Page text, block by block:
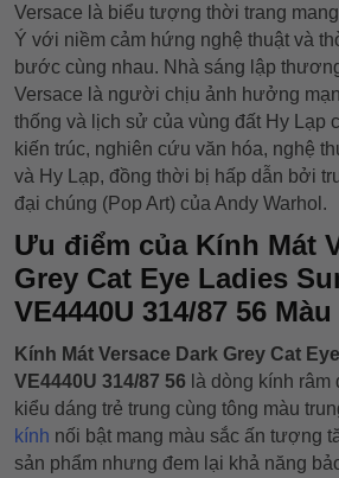
Versace là biểu tượng thời trang
Ý với niềm cảm hứng nghệ thuật và
bước cùng nhau. Nhà sáng lập
Versace là người chịu ảnh hưởng
thống và lịch sử của vùng đất Hy Lạp
kiến trúc, nghiên cứu văn hóa, nghệ
và Hy Lạp, đồng thời bị hấp dẫn bởi
đại chúng (Pop Art) của Andy Warhol.
Ưu điểm của Kính Mát
Grey Cat Eye Ladies
VE4440U 314/87 56
Kính Mát Versace Dark Grey Cat
VE4440U 314/87 56 là dòng kính
kiểu dáng trẻ trung cùng tông màu
kính nối bật mang màu sắc ấn tượng
sản phẩm nhưng đem lại khả năng